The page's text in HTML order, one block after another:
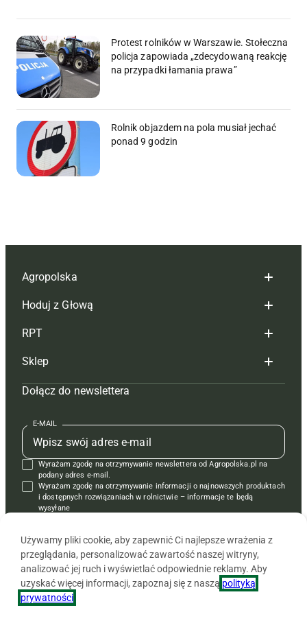
Protest rolników w Warszawie. Stołeczna
policja zapowiada „zdecydowaną reakcję
na przypadki łamania prawa”
Rolnik objazdem na pola musiał jechać
ponad 9 godzin
Agropolska
Redakcja
Reklama
Tagi
Mapa serwisu
Kontakt
Regulamin
Polityka prywatności
Hoduj z Głową
Hoduj z głową bydło
Hoduj z głową świnie
Prenumerata
Redakcja
Kontakt
Reklama
RPT
Redakcja
Prenumerata
Reklama
Kontakt
Krzyżówki
Sklep
Czasopisma i prenumerata
Książki
Regulamin
Dołącz do newslettera
E-MAIL
Wyrażam zgodę na otrzymywanie newslettera od Agropolska.pl na
podany adres e-mail.
Wyrażam zgodę na otrzymywanie informacji o najnowszych produktach
i dostępnych rozwiązaniach w rolnictwie – informacje te będą
wysyłane
Używamy pliki cookie, aby zapewnić Ci najlepsze wrażenia z
przeglądania, personalizować zawartość naszej witryny,
analizować jej ruch i wyświetlać odpowiednie reklamy. Aby
uzyskać więcej informacji, zapoznaj się z naszą polityką
prywatności